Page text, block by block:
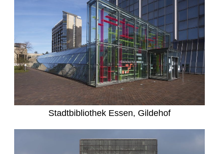
Stadtbibliothek Essen, Gildehof